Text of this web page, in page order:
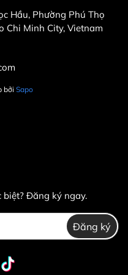
điểm xuất hóa đơn.
không bị dơ bẩn, còn
bì sản phẩm đi kèm
phải có
Hầu, Phường Phú Thọ
Chi Minh City, Vietnam
bởi Sapo
Đăng ký ngay.
Đăng ký